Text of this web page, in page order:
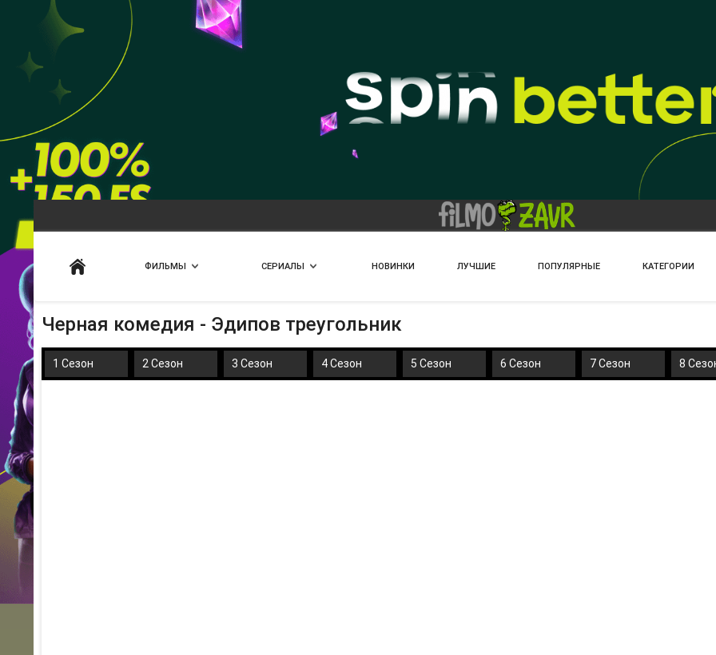
ФИЛЬМЫ СЕРИАЛЫ НОВИНКИ ЛУЧШИЕ ПОПУЛЯРНЫЕ КАТЕГОРИИ
Черная комедия - Эдипов треугольник
1 Сезон 2 Сезон 3 Сезон 4 Сезон 5 Сезон 6 Сезон 7 Сезон 8